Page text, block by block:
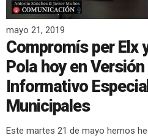
mayo 21, 2019
Compromís per Elx
Pola hoy en Versión
Informativo
Municipales
Este martes 21 de mayo hemos